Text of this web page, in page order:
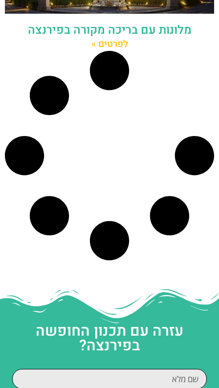
מלונות עם בריכה מקורה בפירנצה
לפרטים »
עזרה עם תכנון החופשה
בפירנצה?